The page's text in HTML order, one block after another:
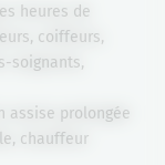
heures de
coiffeurs,
soignants,
assise prolongée
chauffeur